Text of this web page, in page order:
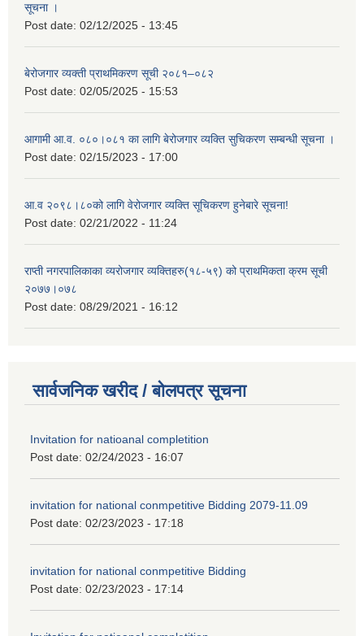
सूचना ।
Post date: 02/12/2025 - 13:45
बेरोजगार व्यक्ती प्राथमिकरण सूची २०८१–०८२
Post date: 02/05/2025 - 15:53
आगामी आ.व. ०८०।०८१ का लागि बेरोजगार व्यक्ति सुचिकरण सम्बन्धी सूचना ।
Post date: 02/15/2023 - 17:00
आ.व २०९८।८०को लागि वेरोजगार व्यक्ति सूचिकरण हुनेबारे सूचना!
Post date: 02/21/2022 - 11:24
राप्ती नगरपालिकाका व्यरोजगार व्यक्तिहरु(१८-५९) को प्राथमिकता क्रम सूची
२०७७।०७८
Post date: 08/29/2021 - 16:12
सार्वजनिक खरीद / बोलपत्र सूचना
Invitation for natioanal completition
Post date: 02/24/2023 - 16:07
invitation for national conmpetitive Bidding 2079-11.09
Post date: 02/23/2023 - 17:18
invitation for national conmpetitive Bidding
Post date: 02/23/2023 - 17:14